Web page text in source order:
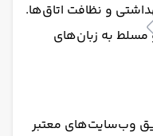
و نظافت اتاق‌ها.
مسلط به زبان‌های
وب‌سایت‌های معتبر